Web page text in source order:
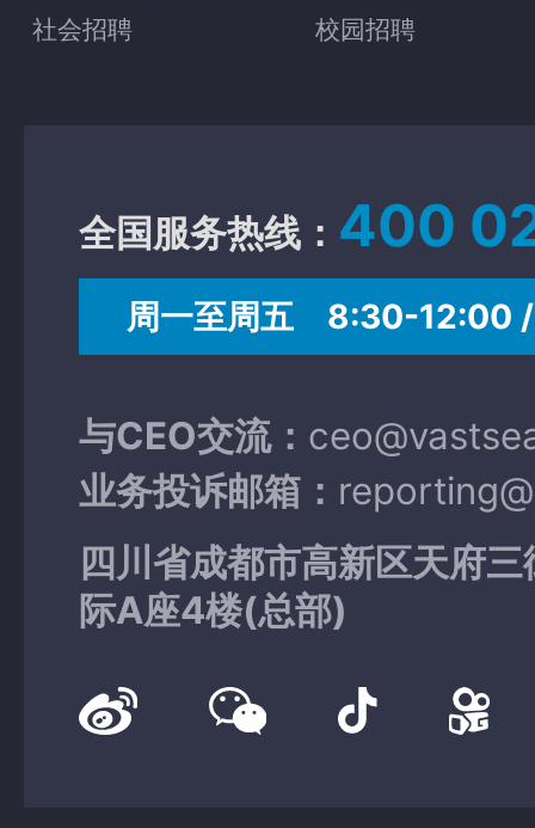
社会招聘 校园招聘
全国服务热线： 400
周一至周五 8:30-12:00
与CEO交流：
业务投诉邮箱：
四川省成都市高新区天府
际A座4楼(总部)